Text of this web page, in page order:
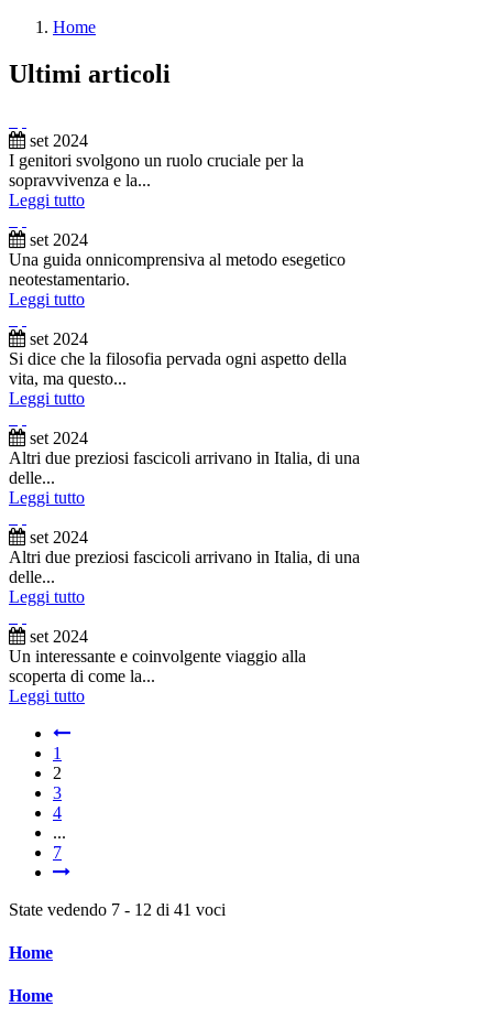
Home
Ultimi articoli
set 2024
I genitori svolgono un ruolo cruciale per la
sopravvivenza e la...
Leggi tutto
set 2024
Una guida onnicomprensiva al metodo esegetico
neotestamentario.
Leggi tutto
set 2024
Si dice che la filosofia pervada ogni aspetto della
vita, ma questo...
Leggi tutto
set 2024
Altri due preziosi fascicoli arrivano in Italia, di una
delle...
Leggi tutto
set 2024
Altri due preziosi fascicoli arrivano in Italia, di una
delle...
Leggi tutto
set 2024
Un interessante e coinvolgente viaggio alla
scoperta di come la...
Leggi tutto
1
2
3
4
...
7
State vedendo 7 - 12 di 41 voci
Home
Home